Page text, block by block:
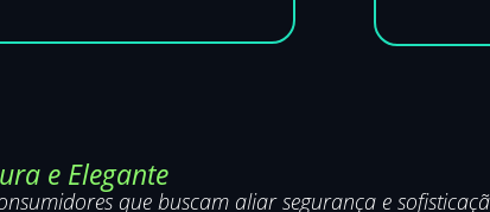
e Elegante
que buscam aliar segurança e